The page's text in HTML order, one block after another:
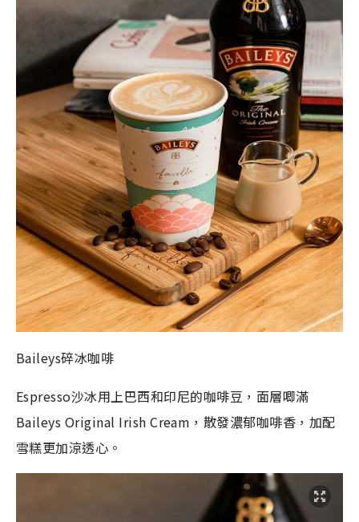
Baileys碎冰咖啡
Espresso沙冰用上巴西和印尼的咖啡豆，面層唧滿
Baileys Original Irish Cream，散發濃郁咖啡香，加配
雪糕更加涼透心。